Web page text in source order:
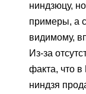
ниндзюцу,
примеры, а
видимому,
Из-за
факта, что
ниндзя